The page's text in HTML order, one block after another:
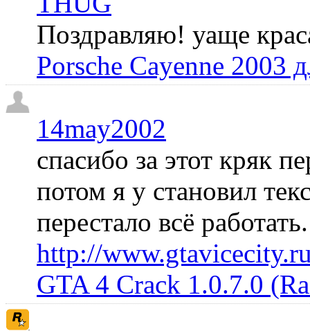
Поздравляю! уаще
Porsche Cayenne 2003
14may2002
спасибо за этот кряк
потом я у становил
перестало всё
http://
GTA 4 Crack 1.0.7.0